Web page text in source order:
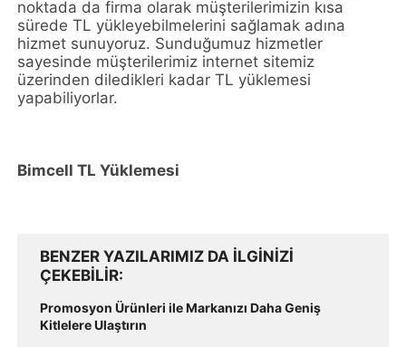
noktada da firma olarak müşterilerimizin kısa
sürede TL yükleyebilmelerini sağlamak adına
hizmet sunuyoruz. Sunduğumuz hizmetler
sayesinde müşterilerimiz internet sitemiz
üzerinden diledikleri kadar TL yüklemesi
yapabiliyorlar.
Bimcell TL Yüklemesi
BENZER YAZILARIMIZ DA ILGINIZI
ÇEKEBILIR
Promosyon Ürünleri ile Markanızı Daha Geniş
Kitlelere Ulaştırın